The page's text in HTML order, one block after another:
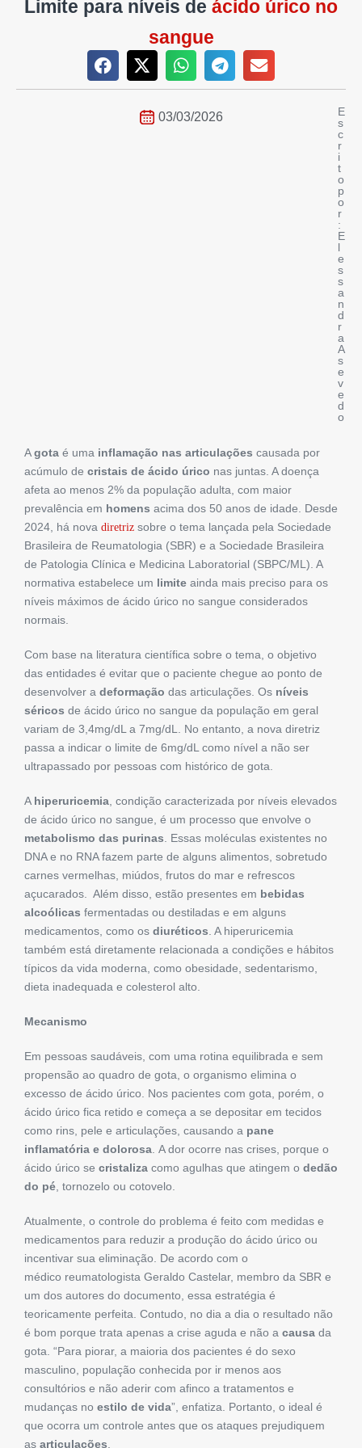
Limite para níveis de ácido úrico no
sangue
03/03/2026
E
s
c
r
i
t
o
p
o
r
:
E
l
e
s
s
a
n
d
r
a
A
s
e
v
e
d
o
Agota é uma inflamação nas articulações causada por
acúmulo de cristais de ácido úrico nas juntas. A doença
afeta ao menos 2% da população adulta, com maior
prevalência em homens acima dos 50 anos de idade. Desde
2024, há nova diretriz sobre o tema lançada pela Sociedade
Brasileira de Reumatologia (SBR) e a Sociedade Brasileira
de Patologia Clínica e Medicina Laboratorial (SBPC/ML). A
normativa estabelece um limite ainda mais preciso para os
níveis máximos de ácido úrico no sangue considerados
normais.
Com base na literatura científica sobre o tema, o objetivo
das entidades é evitar que o paciente chegue ao ponto de
desenvolver a deformação das articulações. Os níveis
séricos de ácido úrico no sangue da população em geral
variam de 3,4mg/dL a 7mg/dL. No entanto, a nova diretriz
passa a indicar o limite de 6mg/dL como nível a não ser
ultrapassado por pessoas com histórico de gota.
A hiperuricemia, condição caracterizada por níveis elevados
de ácido úrico no sangue, é um processo que envolve o
metabolismo das purinas. Essas moléculas existentes no
DNA e no RNA fazem parte de alguns alimentos, sobretudo
carnes vermelhas, miúdos, frutos do mar e refrescos
açucarados. Além disso, estão presentes em bebidas
alcoólicas fermentadas ou destiladas e em alguns
medicamentos, como os diuréticos. A hiperuricemia
também está diretamente relacionada a condições e hábitos
típicos da vida moderna, como obesidade, sedentarismo,
dieta inadequada e colesterol alto.
Mecanismo
Em pessoas saudáveis, com uma rotina equilibrada e sem
propensão ao quadro de gota, o organismo elimina o
excesso de ácido úrico. Nos pacientes com gota, porém, o
ácido úrico fica retido e começa a se depositar em tecidos
como rins, pele e articulações, causando a pane
inflamatória e dolorosa. A dor ocorre nas crises, porque o
ácido úrico se cristaliza como agulhas que atingem o dedão
do pé, tornozelo ou cotovelo.
Atualmente, o controle do problema é feito com medidas e
medicamentos para reduzir a produção do ácido úrico ou
incentivar sua eliminação. De acordo com o
médico reumatologista Geraldo Castelar, membro da SBR e
um dos autores do documento, essa estratégia é
teoricamente perfeita. Contudo, no dia a dia o resultado não
é bom porque trata apenas a crise aguda e não a causa da
gota. “Para piorar, a maioria dos pacientes é do sexo
masculino, população conhecida por ir menos aos
consultórios e não aderir com afinco a tratamentos e
mudanças no estilo de vida”, enfatiza. Portanto, o ideal é
que ocorra um controle antes que os ataques prejudiquem
as articulações.